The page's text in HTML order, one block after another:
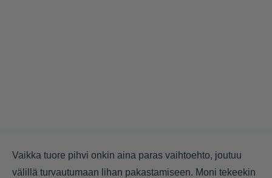
Vaikka tuore pihvi onkin aina paras vaihtoehto, joutuu
välillä turvautumaan lihan pakastamiseen. Moni tekeekin